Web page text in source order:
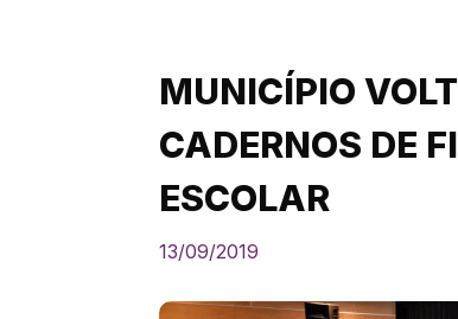
MUNICÍPIO
CADERNOS DE
ESCOLAR
13/09/2019